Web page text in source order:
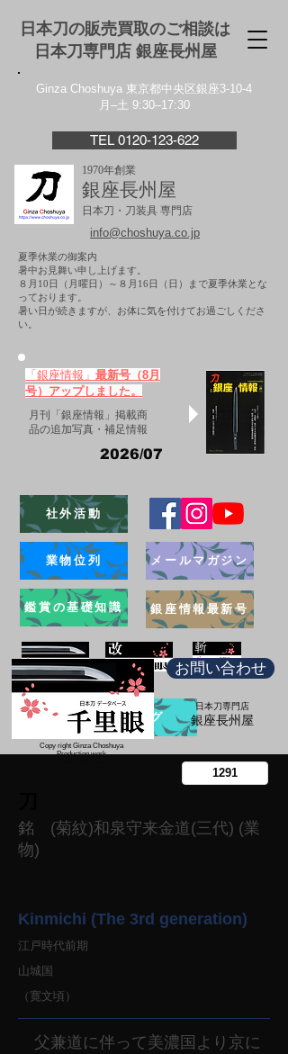
日本刀の販売買取のご相談は
日本刀専門店 銀座⻑州屋
Ginza Choshuya 東京都中央区銀座3-10-4
月–土 9:30–17:30
TEL 0120-123-622
1970年創業
銀座長州屋
日本刀・刀装具 専門店
info@choshuya.co.jp
夏季休業の御案内
暑中お見舞い申し上げます。
８月10日（月曜日）～８月16日（日）まで夏季休業とな
っております。
​暑い日が続きますが、お体に気を付けてお過ごしくださ
い。
「銀座情報」 最新号（8月
号）アップしました。
月刊「銀座情報」掲載商
品の追加写真・補足情報
2026/07
社外活動
業物位列
鑑賞の基礎知識
メールマガジン
銀座情報最新号
ブログ
お問い合わせ
日本刀専門店
​銀座長州屋
Copy right Ginza Choshuya
Production work
銘 (菊紋)和泉守来金道(三代) (業
物)
Kinmichi (The 3rd generation)
江戸時代前期
山城国
（寛文頃）
父兼道に伴って美濃国より京に